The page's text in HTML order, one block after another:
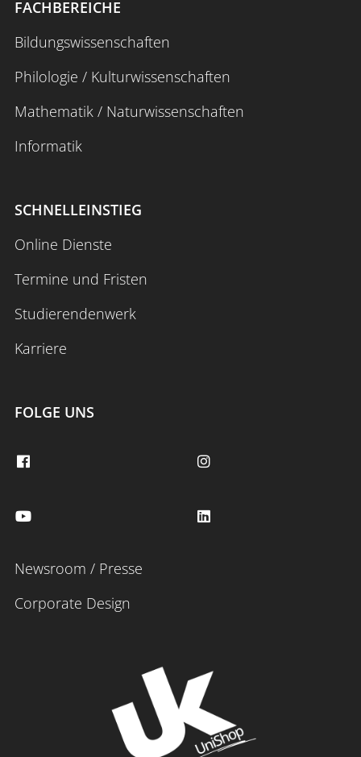
FACHBEREICHE
Bildungswissenschaften
Philologie / Kulturwissenschaften
Mathematik / Naturwissenschaften
Informatik
SCHNELLEINSTIEG
Online Dienste
Termine und Fristen
Studierendenwerk
Karriere
FOLGE UNS
Newsroom / Presse
Corporate Design